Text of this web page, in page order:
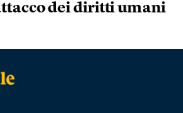
dei diritti umani